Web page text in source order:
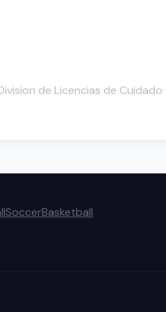
de Licencias de
SoccerBasketball